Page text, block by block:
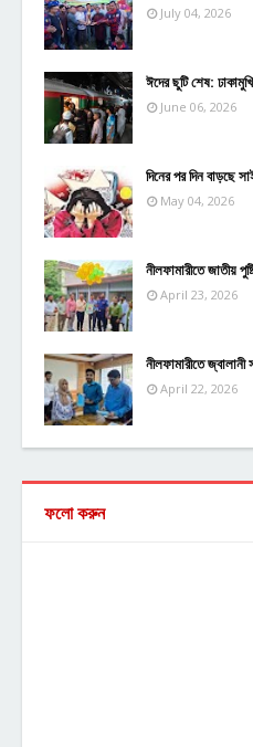
July 04, 2026
ঈদের ছুটি শেষ:
June 06, 2026
দিনের পর দিন বাড়ছে
May 04, 2026
নীলফামারীতে জাতীয়
April 23, 2026
নীলফামারীতে
April 22, 2026
ফলো করুন